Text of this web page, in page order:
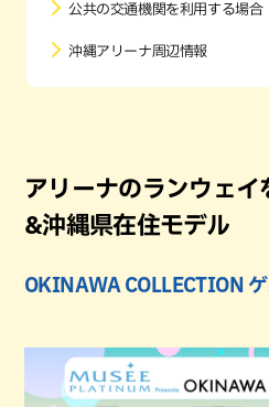
公共の交通機関を利用する場合
沖縄アリーナ周辺情報
アリーナのランウェイ
&沖縄県在住モデル
OKINAWA COLLECTION